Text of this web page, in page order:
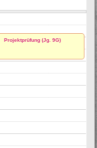
Projektprüfung (Jg. 9G)